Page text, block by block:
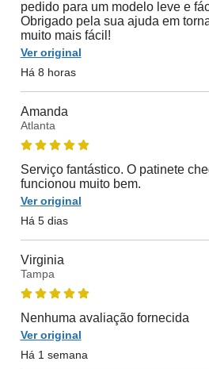
pedido para um modelo leve e
Obrigado pela sua ajuda em
muito mais fácil!
Ver original
Há 8 horas
Amanda
Atlanta
Serviço fantástico. O patinete
funcionou muito bem.
Ver original
Há 5 dias
Virginia
Tampa
Nenhuma avaliação fornecida
Ver original
Há 1 semana